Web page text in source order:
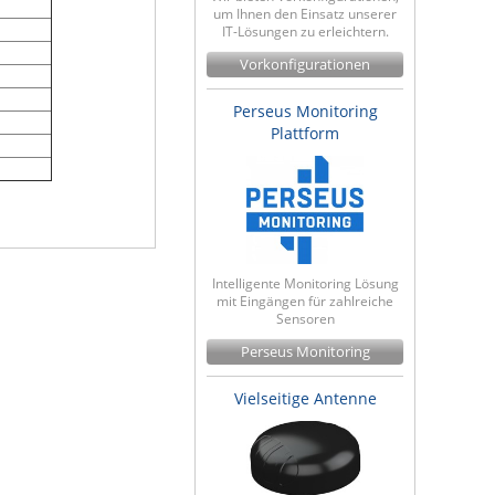
um Ihnen den Einsatz unserer
IT-Lösungen zu erleichtern.
Vorkonfigurationen
Perseus Monitoring
Plattform
Intelligente Monitoring Lösung
mit Eingängen für zahlreiche
Sensoren
Perseus Monitoring
Vielseitige Antenne